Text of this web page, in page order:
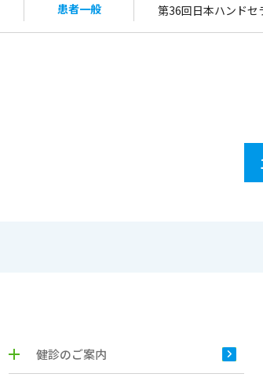
患者一般 第36回日本ハンド
健診のご案内